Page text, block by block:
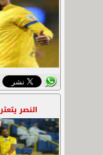
النصر